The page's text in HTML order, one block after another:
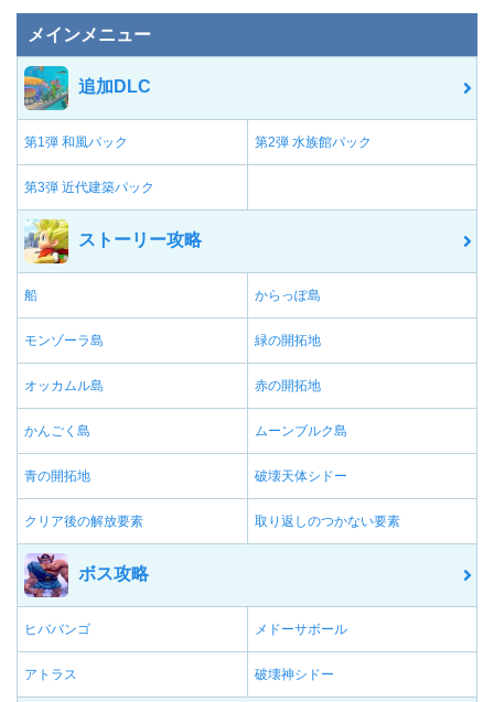
メインメニュー
追加DLC
第1弾 和風パック 第2弾 水族館パック
第3弾 近代建築パック
ストーリー攻略
船 からっぽ島
モンゾーラ島 緑の開拓地
オッカムル島 赤の開拓地
かんごく島 ムーンブルク島
青の開拓地 破壊天体シドー
クリア後の解放要素 取り返しのつかない要素
ボス攻略
ヒババンゴ メドーサボール
アトラス 破壊神シドー